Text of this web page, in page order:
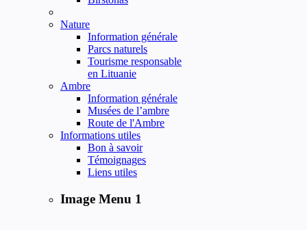
Nature
Information générale
Parcs naturels
Tourisme responsable
en Lituanie
Ambre
Information générale
Musées de l’ambre
Route de l'Ambre
Informations utiles
Bon à savoir
Témoignages
Liens utiles
Image Menu 1